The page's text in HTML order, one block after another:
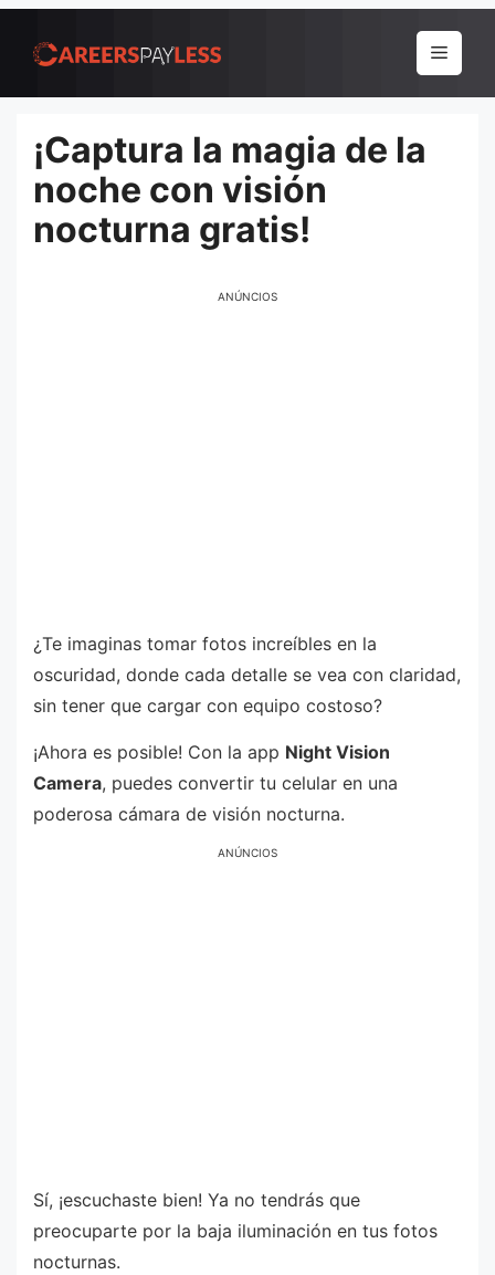
para
conteúdo
Menu
¡Captura la magia de la
noche con visión
nocturna gratis!
ANÚNCIOS
¿Te imaginas tomar fotos increíbles en la
oscuridad, donde cada detalle se vea con claridad,
sin tener que cargar con equipo costoso?
¡Ahora es posible! Con la app Night Vision
Camera, puedes convertir tu celular en una
poderosa cámara de visión nocturna.
ANÚNCIOS
Sí, ¡escuchaste bien! Ya no tendrás que
preocuparte por la baja iluminación en tus fotos
nocturnas.